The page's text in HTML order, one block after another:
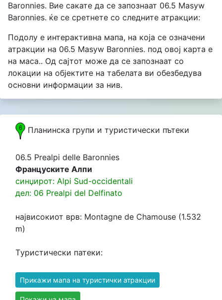
Baronnies. Вие сакате да се запознаат 06.5 Masyw
Baronnies. ќе се сретнете со следните атракции:
Подолу е интерактивна мапа, на која се означени
атракции на 06.5 Masyw Baronnies. под овој карта е
на маса.. Од сајтот може да се запознаат со
локации на објектите на табелата ви обезбедува
основни информации за нив.
Планинска групи и туристически пътеки
06.5 Prealpi delle Baronnies
Француските Алпи
синџирот: Alpi Sud-occidentali
дел: 06 Prealpi del Delfinato
највисокиот врв: Montagne de Chamouse (1.532
m)
Tуристически патеки:
Прикажи мапа на туристички атракции
Prealpi del Delfinato
Prealpi del Delfinato